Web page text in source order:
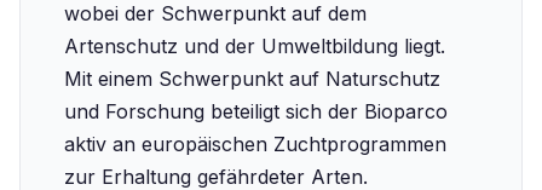
wobei der Schwerpunkt auf dem
Artenschutz und der Umweltbildung liegt.
Mit einem Schwerpunkt auf Naturschutz
und Forschung beteiligt sich der Bioparco
aktiv an europäischen Zuchtprogrammen
zur Erhaltung gefährdeter Arten.